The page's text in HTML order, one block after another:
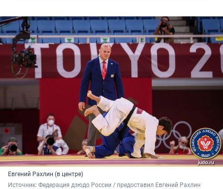
Евгений Рахлин (в центре)
Источник: Федерация дзюдо России / предоставил Евгений Рахлин